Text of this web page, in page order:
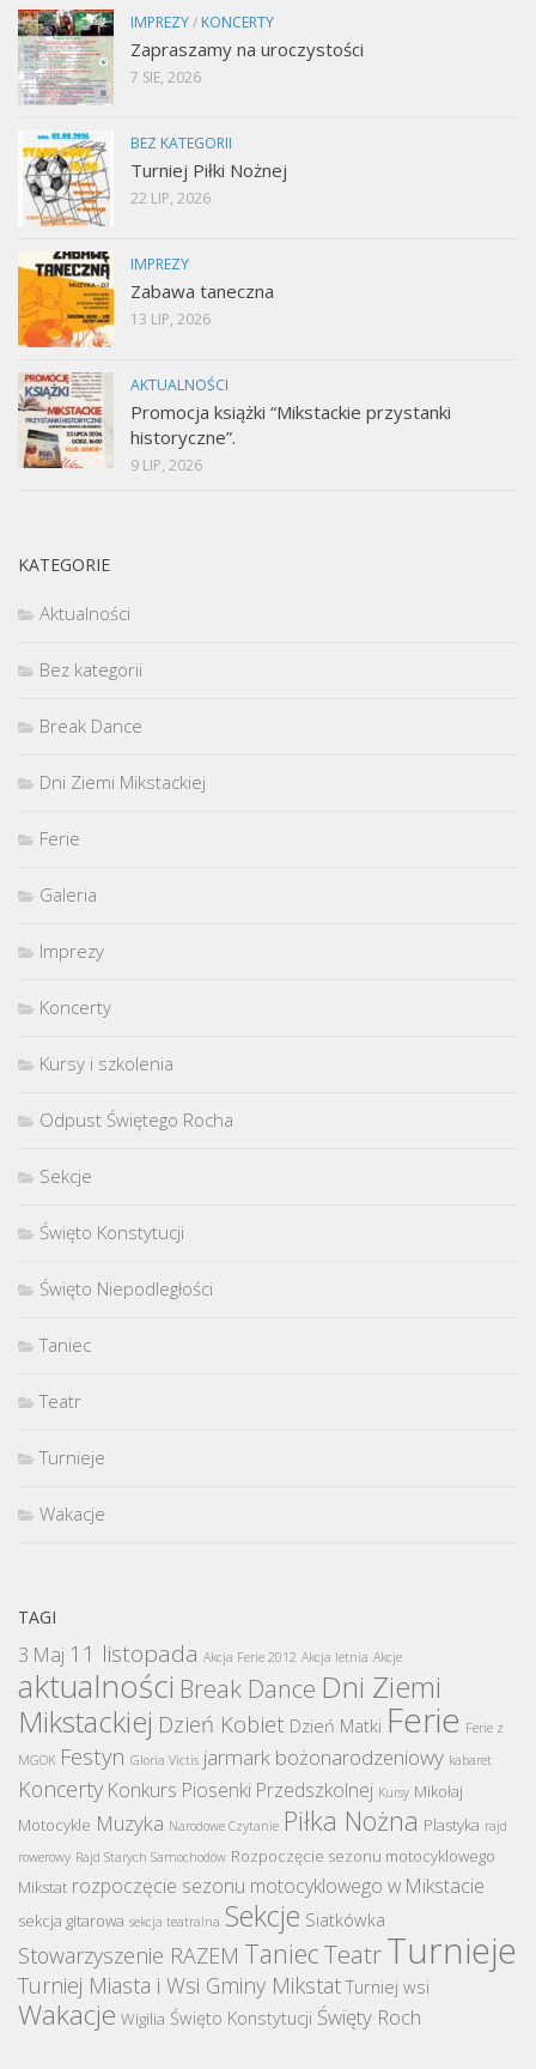
IMPREZY/ KONCERTY
Zapraszamy na uroczystości
7 SIE, 2026
BEZ KATEGORII
Turniej Piłki Nożnej
22 LIP, 2026
IMPREZY
Zabawa taneczna
13 LIP, 2026
AKTUALNOŚCI
Promocja książki “Mikstackie przystanki
historyczne”.
9 LIP, 2026
KATEGORIE
Aktualności
Bez kategorii
Break Dance
Dni Ziemi Mikstackiej
Ferie
Galeria
Imprezy
Koncerty
Kursy i szkolenia
Odpust Świętego Rocha
Sekcje
Święto Konstytucji
Święto Niepodległości
Taniec
Teatr
Turnieje
Wakacje
TAGI
3 Maj 11 listopada Akcja Ferie 2012 Akcja letnia Akcje
aktualności Break Dance Dni Ziemi
Mikstackiej Dzień Kobiet Dzień Matki Ferie Ferie z
MGOK Festyn Gloria Victis jarmark bożonarodzeniowy kabaret
Koncerty Konkurs Piosenki Przedszkolnej Kursy Mikołaj
Motocykle Muzyka Narodowe Czytanie Piłka Nożna Plastyka rajd
rowerowy Rajd Starych Samochodów Rozpoczęcie sezonu motocyklowego
Mikstat rozpoczęcie sezonu motocyklowego w Mikstacie
sekcja gitarowa sekcja teatralna Sekcje Siatkówka
Stowarzyszenie RAZEM TaniecTeatrTurnieje
Turniej Miasta i Wsi Gminy Mikstat Turniej wsi
Wakacje Wigilia Święto Konstytucji Święty Roch